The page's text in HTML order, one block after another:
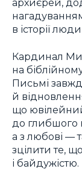
архиєрей,
в історії
Кардинал
на
Письмі
й
що
до глибшого
а з любові —
зцілити те,
і байдужістю.